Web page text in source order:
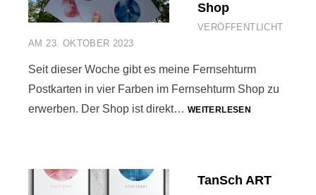
Shop
VERÖFFENTLICHT
AM23. OKTOBER 2023
Seit dieser Woche gibt es meine Fernsehturm
Postkarten in vier Farben im Fernsehturm Shop zu
erwerben. Der Shop ist direkt… WEITERLESENTANSCH
SHOP
TanSch ART